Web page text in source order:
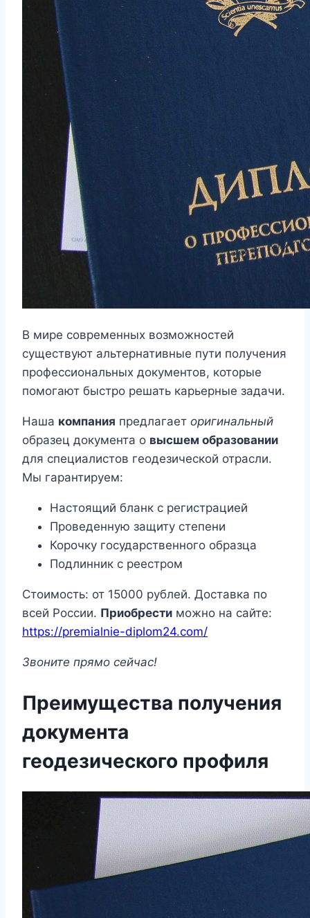
В мире современных возможностей
существуют альтернативные пути получения
профессиональных документов, которые
помогают быстро решать карьерные задачи.
Наша компания предлагает оригинальный
образец документа о высшем образовании
для специалистов геодезической отрасли.
Мы гарантируем:
Настоящий бланк с регистрацией
Проведенную защиту степени
Корочку государственного образца
Подлинник с реестром
Стоимость: от 15000 рублей. Доставка по
всей России. Приобрести можно на сайте:
https://premialnie-diplom24.com/
Звоните прямо сейчас!
Преимущества получения
документа
геодезического профиля